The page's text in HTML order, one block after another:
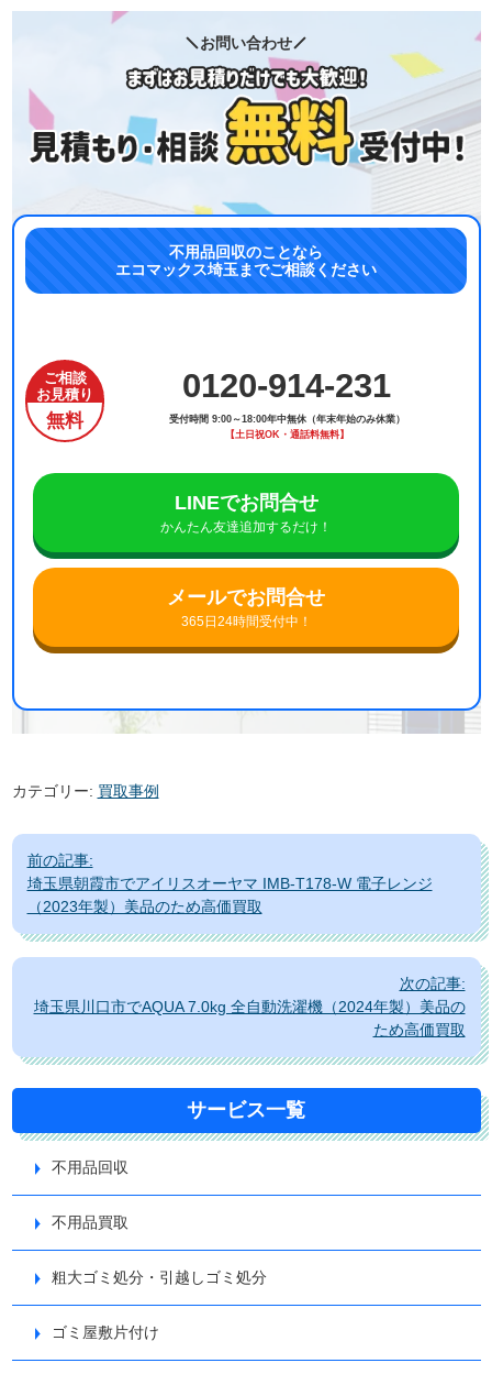
お問い合わせ
不用品回収のことなら
エコマックス埼玉までご相談ください
ご相談
お見積り
無料
0120-914-231
受付時間 9:00～18:00年中無休（年末年始のみ休業）
【土日祝OK・通話料無料】
LINEでお問合せ
かんたん友達追加するだけ！
メールでお問合せ
365日24時間受付中！
カテゴリー: 買取事例
投
稿
ナ
ビ
ゲ
ー
ョ
ン
前の記事:
埼玉県朝霞市でアイリスオーヤマ IMB-T178-W 電子レンジ
（2023年製）美品のため高価買取
次の記事:
埼玉県川口市でAQUA 7.0kg 全自動洗濯機（2024年製）美品の
ため高価買取
サービス一覧
不用品回収
不用品買取
粗大ゴミ処分・引越しゴミ処分
ゴミ屋敷片付け